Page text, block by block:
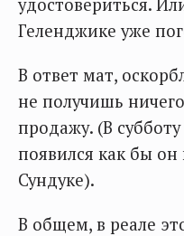
удостовериться.
Геленджике уже
В ответ мат,
не получишь
продажу. (В
появился как бы
Сундуке).
В общем, в реале